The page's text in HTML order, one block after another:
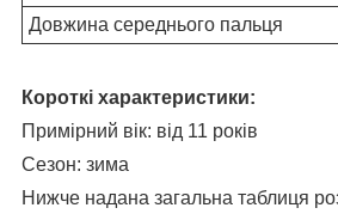
Довжина середнього пальця
Короткі характеристики:
Примірний вік: від 11 років
Сезон: зима
Нижче надана загальна таблиця